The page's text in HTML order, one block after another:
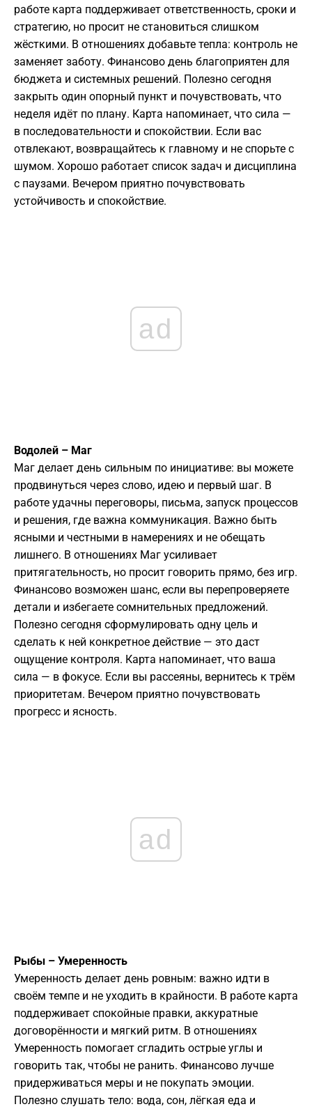
работе карта поддерживает ответственность, сроки и
стратегию, но просит не становиться слишком
жёсткими. В отношениях добавьте тепла: контроль не
заменяет заботу. Финансово день благоприятен для
бюджета и системных решений. Полезно сегодня
закрыть один опорный пункт и почувствовать, что
неделя идёт по плану. Карта напоминает, что сила —
в последовательности и спокойствии. Если вас
отвлекают, возвращайтесь к главному и не спорьте с
шумом. Хорошо работает список задач и дисциплина
с паузами. Вечером приятно почувствовать
устойчивость и спокойствие.
ad
Водолей – Маг
Маг делает день сильным по инициативе: вы можете
продвинуться через слово, идею и первый шаг. В
работе удачны переговоры, письма, запуск процессов
и решения, где важна коммуникация. Важно быть
ясными и честными в намерениях и не обещать
лишнего. В отношениях Маг усиливает
притягательность, но просит говорить прямо, без игр.
Финансово возможен шанс, если вы перепроверяете
детали и избегаете сомнительных предложений.
Полезно сегодня сформулировать одну цель и
сделать к ней конкретное действие — это даст
ощущение контроля. Карта напоминает, что ваша
сила — в фокусе. Если вы рассеяны, вернитесь к трём
приоритетам. Вечером приятно почувствовать
прогресс и ясность.
ad
Рыбы – Умеренность
Умеренность делает день ровным: важно идти в
своём темпе и не уходить в крайности. В работе карта
поддерживает спокойные правки, аккуратные
договорённости и мягкий ритм. В отношениях
Умеренность помогает сгладить острые углы и
говорить так, чтобы не ранить. Финансово лучше
придерживаться меры и не покупать эмоции.
Полезно слушать тело: вода, сон, лёгкая еда и